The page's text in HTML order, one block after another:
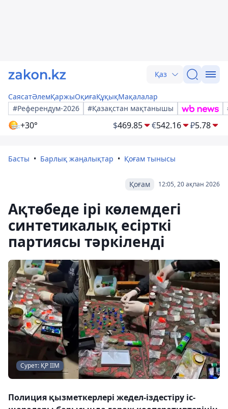
Қаз
СаясатӘлемҚаржыОқиғаҚұқықМақалалар
#Референдум-2026
#Қазақстан мақтанышы
+30° $469.85 €542.16 ₽5.78
Басты Барлық жаңалықтар Қоғам тынысы
12:05, 20 ақпан 2026
Қоғам
Ақтөбеде ірі көлемдегі
синтетикалық есірткі
партиясы тәркіленді
Сурет: ҚР ІІМ
Полиция қызметкерлері жедел-іздестіру іс-